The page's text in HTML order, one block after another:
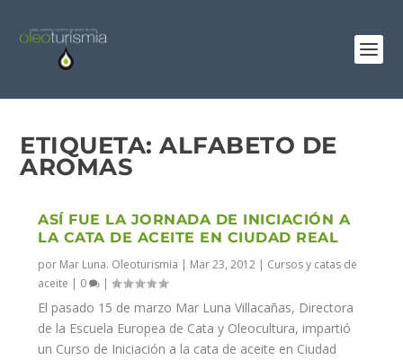
ETIQUETA:ALFABETO DE
AROMAS
ASÍ FUE LA JORNADA DE INICIACIÓN A
LA CATA DE ACEITE EN CIUDAD REAL
por Mar Luna. Oleoturismia | Mar 23, 2012 | Cursos y catas de
aceite | 0 |
El pasado 15 de marzo Mar Luna Villacañas, Directora
de la Escuela Europea de Cata y Oleocultura, impartió
un Curso de Iniciación a la cata de aceite en Ciudad